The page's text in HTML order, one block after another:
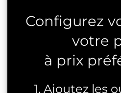
Configurez
votre
à prix
1. Ajoutez les